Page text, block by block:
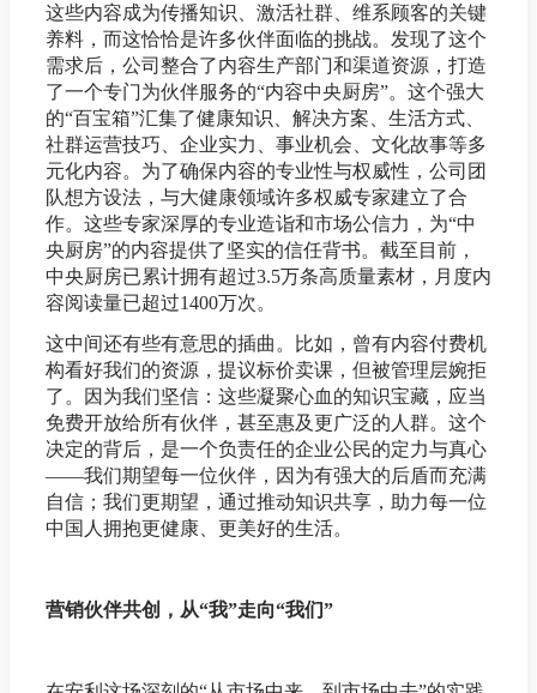
这些内容成为传播知识、激活社群、维系顾客的关键
养料，而这恰恰是许多伙伴面临的挑战。发现了这个
需求后，公司整合了内容生产部门和渠道资源，打造
了一个专门为伙伴服务的“内容中央厨房”。这个强大
的“百宝箱”汇集了健康知识、解决方案、生活方式、
社群运营技巧、企业实力、事业机会、文化故事等多
元化内容。为了确保内容的专业性与权威性，公司团
队想方设法，与大健康领域许多权威专家建立了合
作。这些专家深厚的专业造诣和市场公信力，为“中
央厨房”的内容提供了坚实的信任背书。截至目前，
中央厨房已累计拥有超过3.5万条高质量素材，月度内
容阅读量已超过1400万次。
这中间还有些有意思的插曲。比如，曾有内容付费机
构看好我们的资源，提议标价卖课，但被管理层婉拒
了。因为我们坚信：这些凝聚心血的知识宝藏，应当
免费开放给所有伙伴，甚至惠及更广泛的人群。这个
决定的背后，是一个负责任的企业公民的定力与真心
——我们期望每一位伙伴，因为有强大的后盾而充满
自信；我们更期望，通过推动知识共享，助力每一位
中国人拥抱更健康、更美好的生活。
营销伙伴共创，从“我”走向“我们”